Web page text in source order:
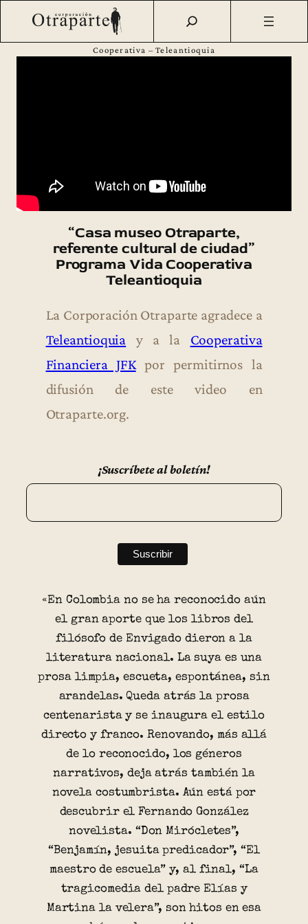
Saltar
Otraparte.org/Casa Museo Voces
Otraparte, referente cultural de ciudad – Programa Vida
Cooperativa – Teleantioquia
“Casa museo Otraparte,
referente cultural de ciudad”
Programa Vida Cooperativa
Teleantioquia
La Corporación Otraparte agradece a
Teleantioquia y a la Cooperativa
Financiera JFKpor permitirnos la
difusión de este video en
Otraparte.org.
¡Suscríbete al boletín!
«En Colombia no se ha reconocido aún
el gran aporte que los libros del
filósofo de Envigado dieron a la
literatura nacional. La suya es una
prosa limpia, escueta, espontánea, sin
arandelas. Queda atrás la prosa
centenarista y se inaugura el estilo
directo y franco. Renovando, más allá
de lo reconocido, los géneros
narrativos, deja atrás también la
novela costumbrista. Aún está por
descubrir el Fernando González
novelista. “Don Mirócletes”,
“Benjamín, jesuita predicador”, “El
maestro de escuela” y, al final, “La
tragicomedia del padre Elías y
Martina la velera”, son hitos en esa